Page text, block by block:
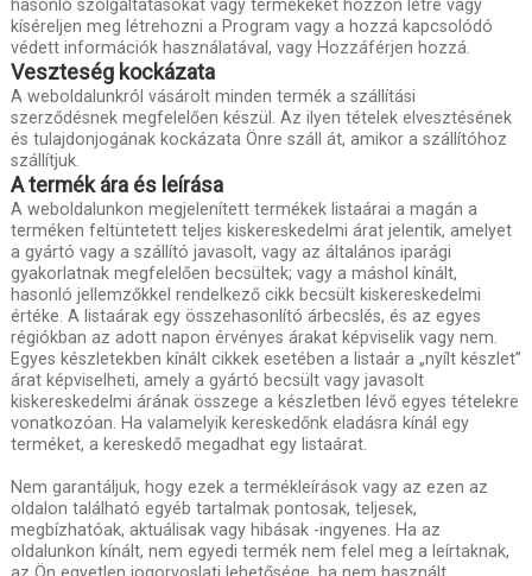
hasonló szolgáltatásokat vagy termékeket hozzon létre vagy
kíséreljen meg létrehozni a Program vagy a hozzá kapcsolódó
védett információk használatával, vagy Hozzáférjen hozzá.
Veszteség kockázata
A weboldalunkról vásárolt minden termék a szállítási
szerződésnek megfelelően készül. Az ilyen tételek elvesztésének
és tulajdonjogának kockázata Önre száll át, amikor a szállítóhoz
szállítjuk.
A termék ára és leírása
A weboldalunkon megjelenített termékek listaárai a magán a
terméken feltüntetett teljes kiskereskedelmi árat jelentik, amelyet
a gyártó vagy a szállító javasolt, vagy az általános iparági
gyakorlatnak megfelelően becsültek; vagy a máshol kínált,
hasonló jellemzőkkel rendelkező cikk becsült kiskereskedelmi
értéke. A listaárak egy összehasonlító árbecslés, és az egyes
régiókban az adott napon érvényes árakat képviselik vagy nem.
Egyes készletekben kínált cikkek esetében a listaár a „nyílt készlet”
árat képviselheti, amely a gyártó becsült vagy javasolt
kiskereskedelmi árának összege a készletben lévő egyes tételekre
vonatkozóan. Ha valamelyik kereskedőnk eladásra kínál egy
terméket, a kereskedő megadhat egy listaárat.
Nem garantáljuk, hogy ezek a termékleírások vagy az ezen az
oldalon található egyéb tartalmak pontosak, teljesek,
megbízhatóak, aktuálisak vagy hibásak -ingyenes. Ha az
oldalunkon kínált, nem egyedi termék nem felel meg a leírtaknak,
az Ön egyetlen jogorvoslati lehetősége, ha nem használt